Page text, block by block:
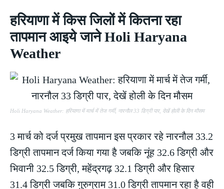
हरियाणा में किस जिलों में कितना रहा
तापमान आइये जाने Holi Haryana
Weather
Holi Haryana Weather: हरियाणा में मार्च में तेज गर्मी, नारनौल 33 डिग्री पार, देखें होली के दिन मौसम
3 मार्च को दर्ज प्रमुख तापमान इस प्रकार रहे नारनौल 33.2
डिग्री तापमान दर्ज किया गया है जबकि नूंह 32.6 डिग्री और
भिवानी 32.5 डिग्री, महेंद्रगढ़ 32.1 डिग्री और हिसार
31.4 डिग्री जबकि गुरुग्राम 31.0 डिग्री तापमान रहा है वही